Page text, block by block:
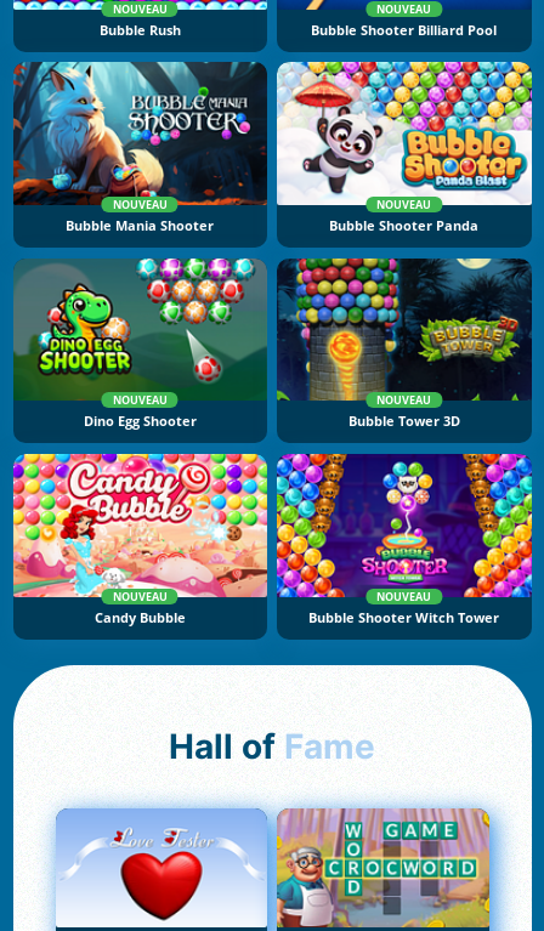
NOUVEAU
Bubble Rush
NOUVEAU
Bubble Shooter Billiard Pool
NOUVEAU
Bubble Mania Shooter
NOUVEAU
Bubble Shooter Panda
NOUVEAU
Dino Egg Shooter
NOUVEAU
Bubble Tower 3D
NOUVEAU
Candy Bubble
NOUVEAU
Bubble Shooter Witch Tower
Hall of Fame